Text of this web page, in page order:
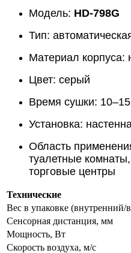
Модель: HD-798G
Тип:
Материал
Цвет: серый
Время сушки: 10–15
Установка:
Область
туалетные
торговые центры
Технические
Вес в упаковке
Сенсорная дистанция, мм
Мощность, Вт
Скорость воздуха, м/с